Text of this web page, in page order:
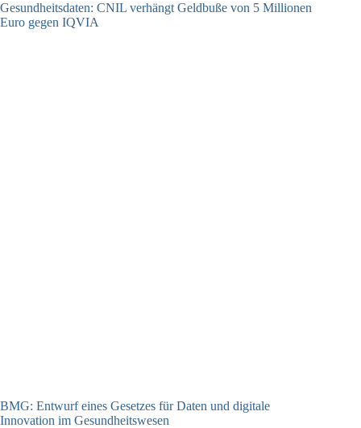
Gesundheitsdaten: CNIL verhängt Geldbuße von 5 Millionen
Euro gegen IQVIA
BMG: Entwurf eines Gesetzes für Daten und digitale
Innovation im Gesundheitswesen